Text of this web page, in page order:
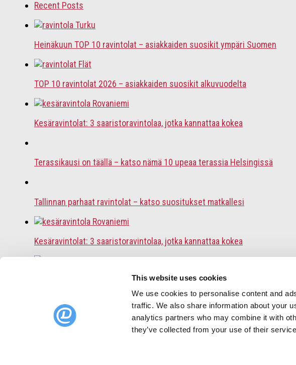
This website uses cookies
We use cookies to personalise content and
traffic. We also share information about your
analytics partners who may combine it with
they’ve collected from your use of their
Recent Posts
Heinäkuun TOP 10 ravintolat – asiakkaiden suosikit ympäri Suomen
TOP 10 ravintolat 2026 – asiakkaiden suosikit alkuvuodelta
Kesäravintolat: 3 saaristoravintolaa, jotka kannattaa kokea
Terassikausi on täällä – katso nämä 10 upeaa terassia Helsingissä
Tallinnan parhaat ravintolat – katso suositukset matkallesi
Kesäravintolat: 3 saaristoravintolaa, jotka kannattaa kokea
TOP 10 ravintolat 2026 – asiakkaiden suosikit alkuvuodelta
Heinäkuun TOP 10 ravintolat – asiakkaiden suosikit ympäri Suomen